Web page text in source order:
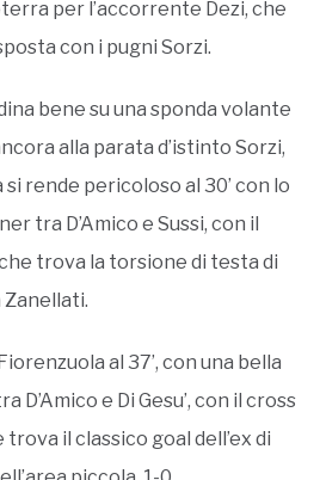
per l’accorrente Dezi, che
con i pugni Sorzi.
bene su una sponda volante
alla parata d’istinto Sorzi,
rende pericoloso al 30’ con lo
tra D’Amico e Sussi, con il
trova la torsione di testa di
al 37’, con una bella
D’Amico e Di Gesu’, con il cross
il classico goal dell’ex di